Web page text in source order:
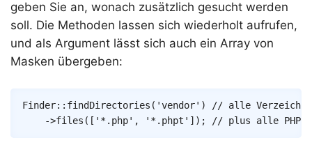
geben Sie an, wonach zusätzlich gesucht werden
soll. Die Methoden lassen sich wiederholt aufrufen,
und als Argument lässt sich auch ein Array von
Masken übergeben:
Finder:: findDirectories ( 'vendor' )
// alle
->files ( [ '*.php' , '*.phpt' ] ) ; // plus alle PHP-
Copy